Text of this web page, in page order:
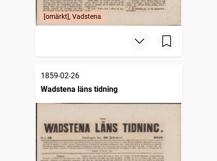
[omärkt], Vadstena
1859-02-26
Wadstena läns tidning